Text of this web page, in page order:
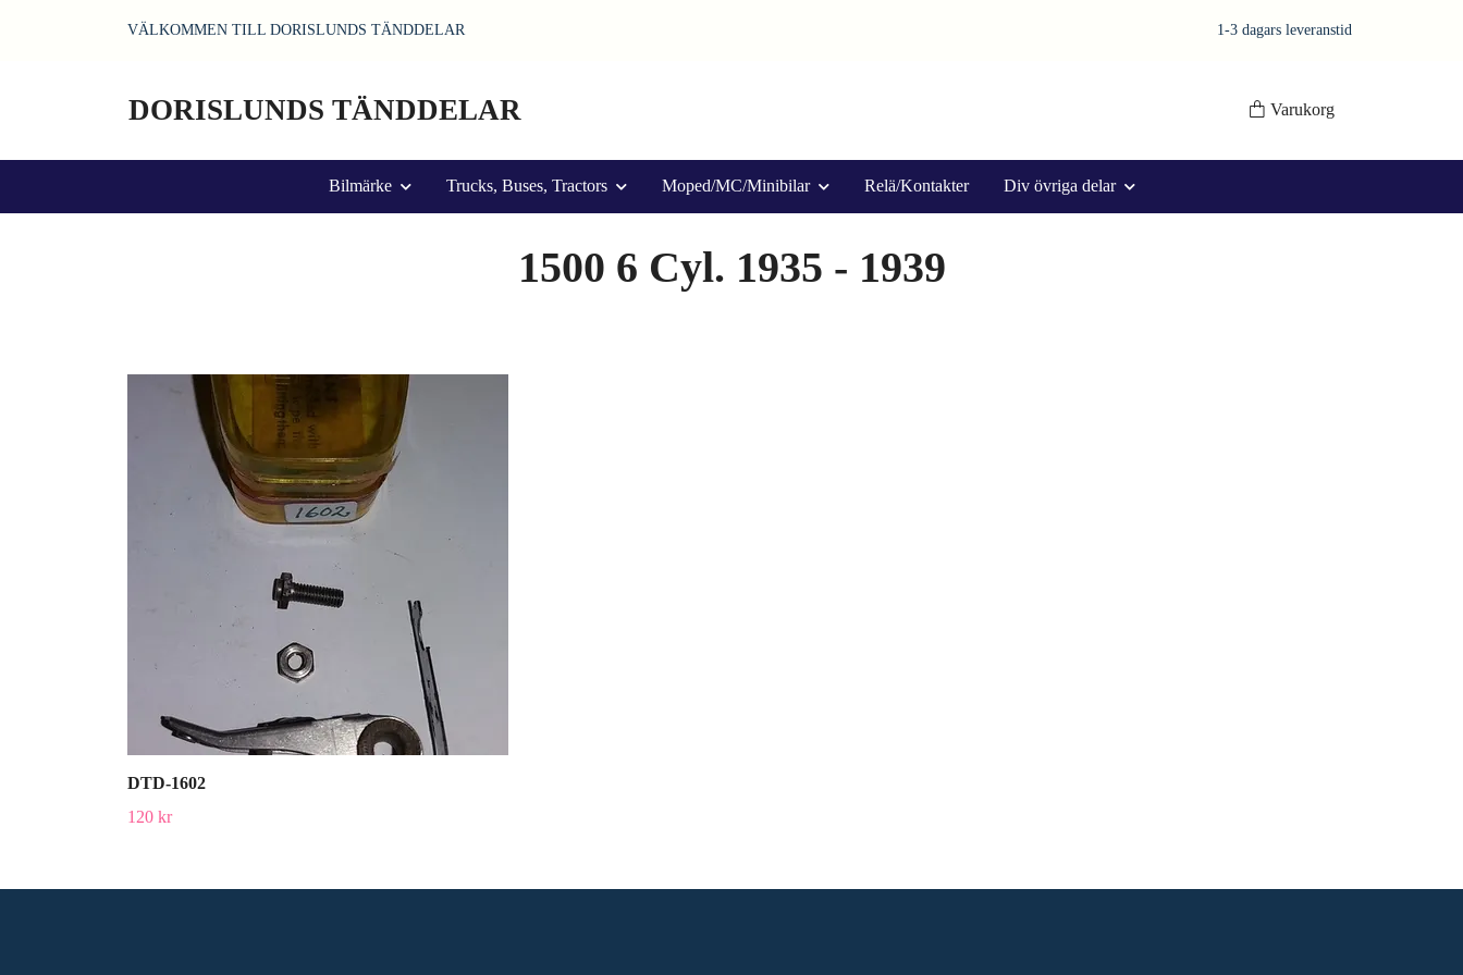
VÄLKOMMEN TILL DORISLUNDS TÄNDDELAR 1-3 dagars leveranstid
DORISLUNDS TÄNDDELAR Varukorg
Bilmärke Trucks, Buses, Tractors Moped/MC/Minibilar Relä/Kontakter Div övriga delar
1500 6 Cyl. 1935 - 1939
DTD-1602
120 kr